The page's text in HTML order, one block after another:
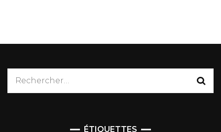
Rechercher :
ÉTIQUETTES